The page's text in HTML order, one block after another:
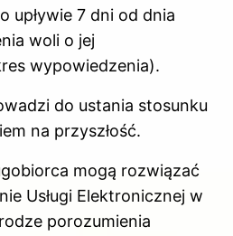
upływie 7 dni od dnia
woli o jej
wypowiedzenia).
do ustania stosunku
na przyszłość.
mogą rozwiązać
Usługi Elektronicznej w
porozumienia